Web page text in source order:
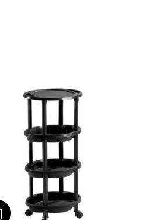
añadir a carro